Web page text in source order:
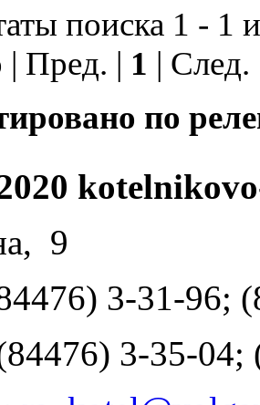
поиска 1 - 1
| Пред. | 1 |
по
9
3-31-96;
3-35-04;